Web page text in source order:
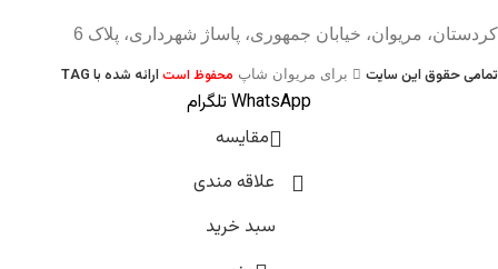
کردستان، مریوان، خیابان جمهوری، پاساژ شهرداری، پلاک 6
تمامی حقوق این سایت برای مریوان شاپ محفوظ استارائه شده با TAG
WhatsApp تلگرام
مقایسه
علاقه مندی
سبد خرید